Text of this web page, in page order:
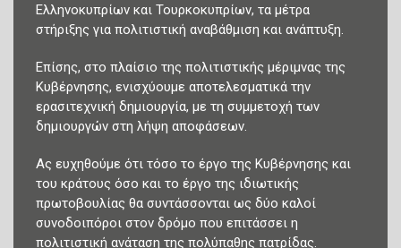
Ελληνοκυπρίων και Τουρκοκυπρίων, τα μέτρα
στήριξης για πολιτιστική αναβάθμιση και ανάπτυξη.
Επίσης, στο πλαίσιο της πολιτιστικής μέριμνας της
Κυβέρνησης, ενισχύουμε αποτελεσματικά την
ερασιτεχνική δημιουργία, με τη συμμετοχή των
δημιουργών στη λήψη αποφάσεων.
Ας ευχηθούμε ότι τόσο το έργο της Κυβέρνησης και
του κράτους όσο και το έργο της ιδιωτικής
πρωτοβουλίας θα συντάσσονται ως δύο καλοί
συνοδοιπόροι στον δρόμο που επιτάσσει η
πολιτιστική ανάταση της πολύπαθης πατρίδας.